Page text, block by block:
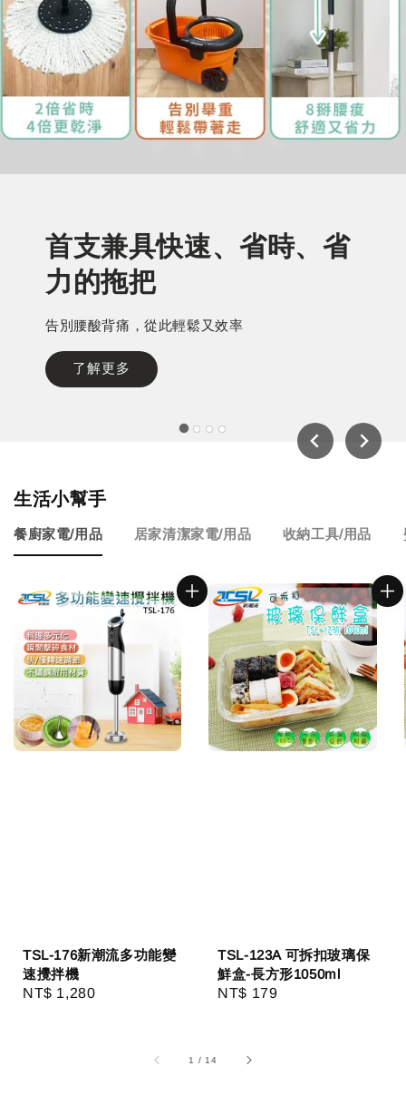
首支兼具快速、省時、省
力的拖把
告別腰酸背痛，從此輕鬆又效率
了解更多
時尚美型蒸氣電熨斗
陪伴你面對任何重要場合的最佳好隊友
生活小幫手
餐廚家電/用品 居家清潔家電/用品 收納工具/用品
TSL-176新潮流多功能變
速攪拌機
Regular
NT$ 1,280
TSL-123A 可拆扣玻璃保
鮮盒-長方形1050ml
Regular
NT$ 179
1 /14